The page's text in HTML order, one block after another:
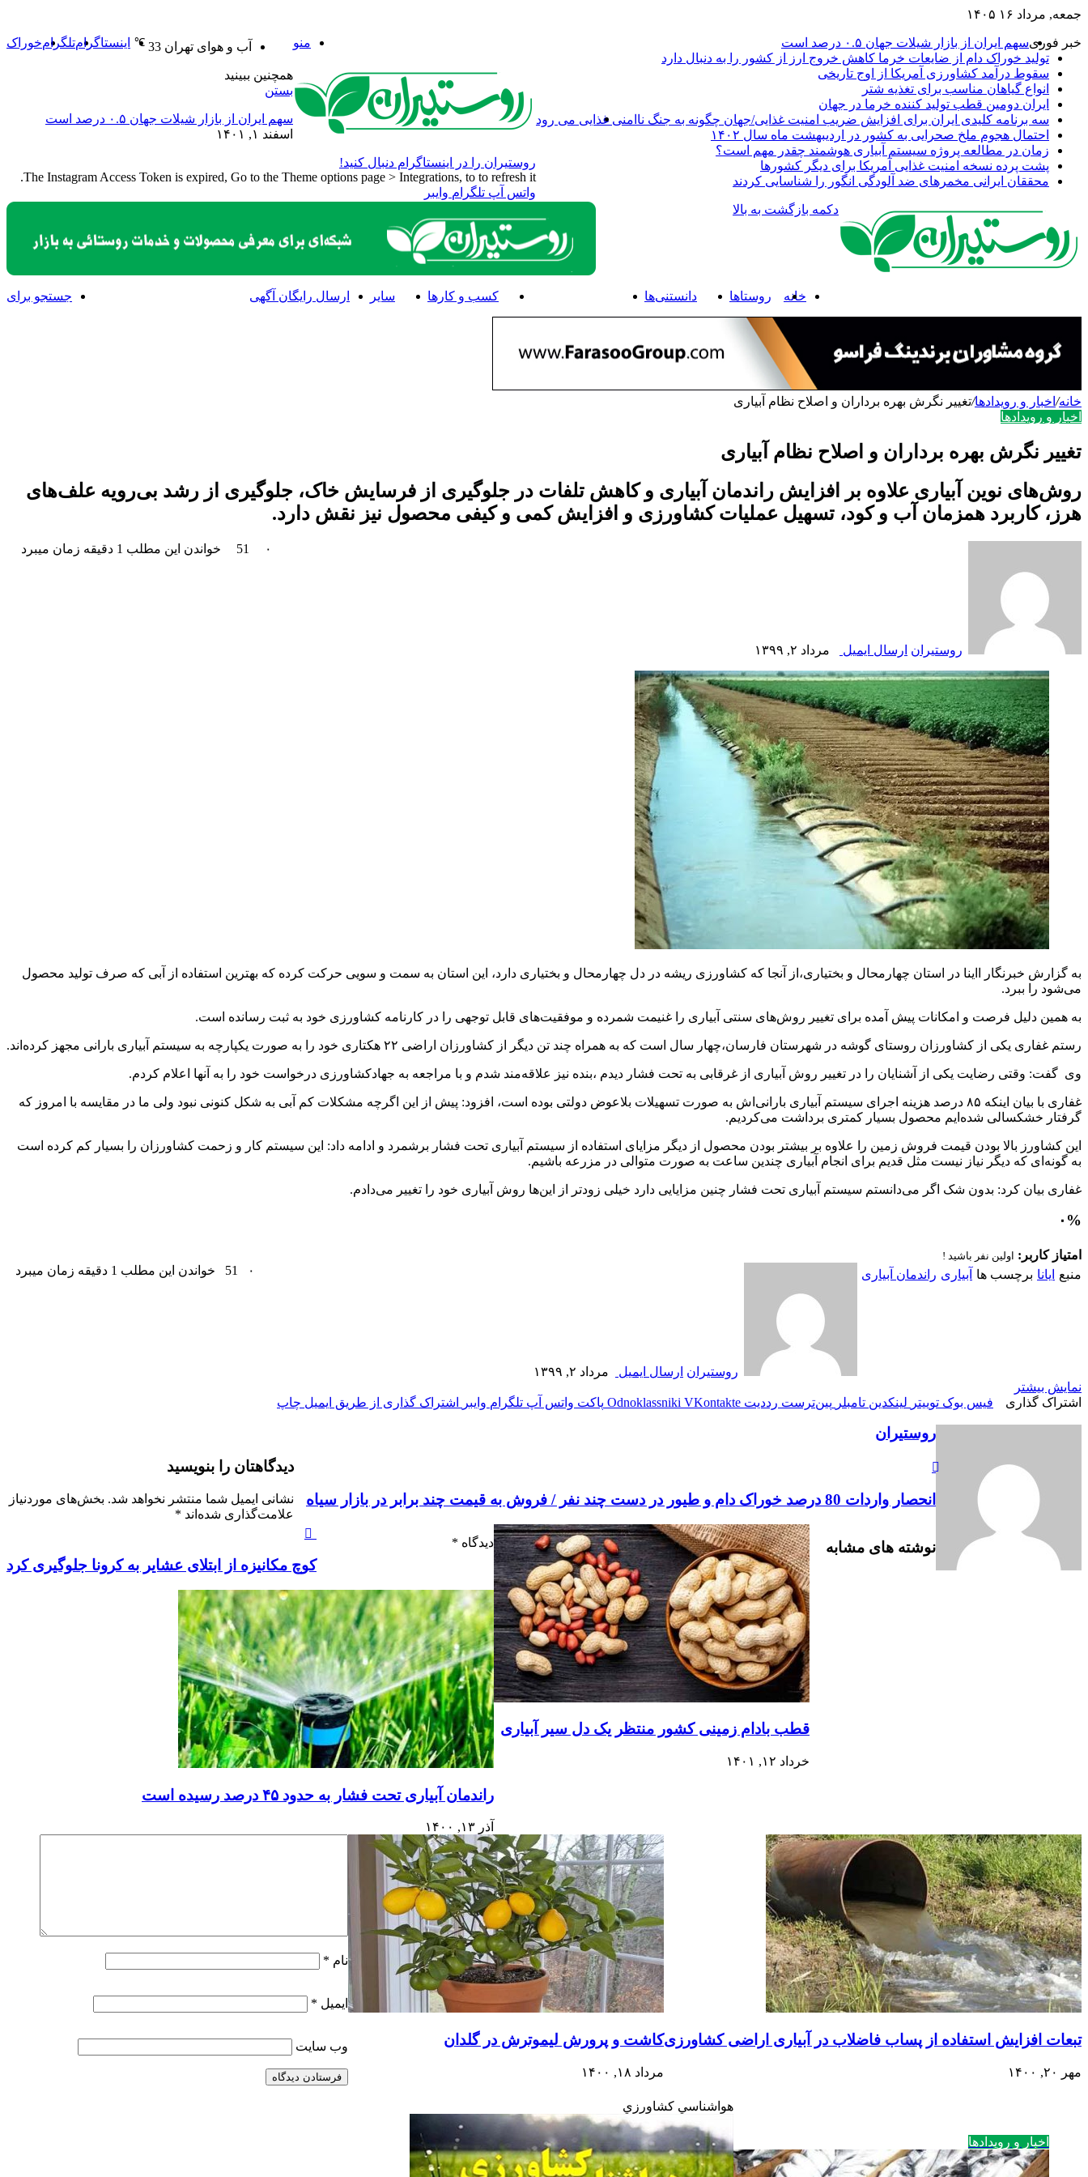
جمعه, مرداد ۱۶ ۱۴۰۵
خبر فوریسهم ایران از بازار شیلات جهان ۰.۵ درصد است
تولید خوراک دام از ضایعات خرما کاهش خروج ارز از کشور را به دنبال دارد
سقوط درآمد کشاورزی آمریکا از اوج تاریخی
انواع گیاهان مناسب برای تغذیه شتر
ایران دومین قطب تولید کننده خرما در جهان
سه برنامه کلیدی ایران برای افزایش ضریب امنیت غذایی/جهان چگونه به جنگ ناامنی غذایی می رود
احتمال هجوم ملخ صحرایی به کشور در اردیبهشت ماه سال ۱۴۰۲
زمان در مطالعه پروژه سیستم آبیاری هوشمند چقدر مهم است؟
پشت پرده نسخه امنیت غذایی آمریکا برای دیگر کشورها
محققان ایرانی مخمرهای ضد آلودگی انگور را شناسایی کردند
خوراکتلگراماینستاگرام آب و هوای تهران 33
℃ منو
خانه روستاها دانستنی‌ها کسب و کارها سایر ارسال رایگان آگهی جستجو برای
خانه/ اخبار و رویدادها/تغییر نگرش بهره برداران و اصلاح نظام آبیاری
اخبار و رویدادها
تغییر نگرش بهره برداران و اصلاح نظام آبیاری
روش‌های نوین آبیاری علاوه بر افزایش راندمان آبیاری و کاهش تلفات در جلوگیری از فرسایش خاک، جلوگیری از رشد بی‌رویه علف‌های
هرز، کاربرد همزمان آب و کود، تسهیل عملیات کشاورزی و افزایش کمی و کیفی محصول نیز نقش دارد.
روستیران ارسال ایمیل مرداد ۲, ۱۳۹۹
۰ خواندن این مطلب 1 دقیقه زمان میبرد
به گزارش خبرنگار ااینا در استان چهارمحال و بختیاری،از آنجا که کشاورزی ریشه در دل چهارمحال و بختیاری دارد، این استان به سمت و سویی حرکت کرده که بهترین استفاده از آبی که صرف تولید محصول
می‌شود را ببرد.
به همین دلیل فرصت و امکانات پیش آمده برای تغییر روش‌های‌ سنتی آبیاری را غنیمت شمرده و موفقیت‌های قابل توجهی را در کارنامه کشاورزی خود به ثبت رسانده است.
رستم غفاری یکی از کشاورزان روستای گوشه در شهرستان فارسان،چهار سال است که به همراه چند تن دیگر از کشاورزان اراضی ۲۲ هکتاری خود را به صورت یکپارچه به سیستم آبیاری بارانی مجهز کرده‌اند.
وی گفت: وقتی رضایت یکی از آشنایان را در تغییر روش آبیاری از غرقابی به تحت فشار دیدم ،بنده نیز علاقه‌مند شدم و با مراجعه به جهادکشاورزی درخواست خود را به آنها اعلام کردم.
غفاری با بیان اینکه ۸۵ درصد هزینه اجرای سیستم آبیاری بارانی‌اش به صورت تسهیلات بلاعوض دولتی بوده است، افزود: پیش از این اگرچه مشکلات کم آبی به شکل کنونی نبود ولی ما در مقایسه با امروز که
گرفتار خشکسالی شده‌ایم محصول بسیار کمتری برداشت می‌کردیم.
این کشاورز بالا بودن قیمت فروش زمین را علاوه بر بیشتر بودن محصول از دیگر مزایای استفاده از سیستم آبیاری تحت فشار برشمرد و ادامه داد: این سیستم کار و زحمت کشاورزان را بسیار کم کرده است
به گونه‌ای که دیگر نیاز نیست مثل قدیم برای انجام آبیاری چندین ساعت به صورت متوالی در مزرعه باشیم.
غفاری بیان کرد: بدون شک اگر می‌دانستم سیستم آبیاری تحت فشار چنین مزایایی دارد خیلی زودتر از این‌ها روش آبیاری خود را تغییر می‌دادم.
۰ %
امتیاز کاربر: اولین نفر باشید !
منبع ایانا برچسب ها آبیاری راندمان آبیاری
روستیران ارسال ایمیل مرداد ۲, ۱۳۹۹
۰ خواندن این مطلب 1 دقیقه زمان میبرد
نمایش بیشتر
اشتراک گذاری
فیس بوک توییتر لینکدین ‫تامبلر ‫پین‌ترست ‫رددیت ‫VKontakte
‫Odnoklassniki پاکت واتس آپ تلگرام وایبر اشتراک گذاری از طریق ایمیل چاپ
روستیران
انحصار واردات 80 درصد خوراک دام و طیور در دست چند نفر / فروش به قیمت چند برابر در بازار سیاه
کوچ مکانیزه از ابتلای عشایر به کرونا جلوگیری کرد
نوشته های مشابه
قطب بادام زمینی کشور منتظر یک دل سیر آبیاری
خرداد ۱۲, ۱۴۰۱
راندمان آبیاری تحت فشار به حدود ۴۵ درصد رسیده است
آذر ۱۳, ۱۴۰۰
تبعات افزایش استفاده از پساب فاضلاب در آبیاری اراضی کشاورزی
مهر ۲۰, ۱۴۰۰
کاشت و پرورش لیموترش در گلدان
مرداد ۱۸, ۱۴۰۰
دیدگاهتان را بنویسید
نشانی ایمیل شما منتشر نخواهد شد. بخش‌های موردنیاز
علامت‌گذاری شده‌اند *
دیدگاه *
نام *
ایمیل *
وب‌ سایت
همچنین ببینید
بستن
اخبار و رویدادها
سهم ایران از بازار شیلات جهان ۰.۵ درصد است
اسفند ۱, ۱۴۰۱
هواشناسي كشاورزي
روستیران را در اینستاگرام دنبال کنید!
The Instagram Access Token is expired, Go to the Theme options page > Integrations, to to refresh it.
واتس آپ تلگرام وایبر
دکمه بازگشت به بالا